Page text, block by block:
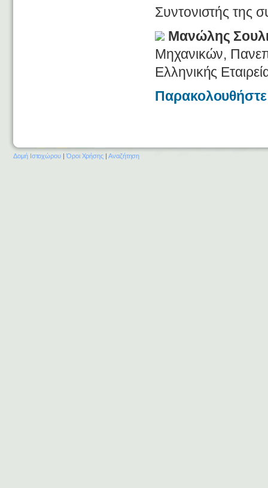
Συντονιστής της
Μανώλης
Μηχανικών,
Ελληνικής
Δομή Ιστοχώρου |Όροι Χρήσης | Αναζήτηση